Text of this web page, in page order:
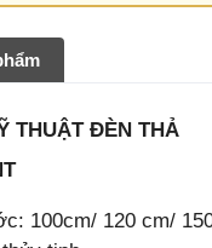
THUẬT ĐÈN THẢ
100cm/ 120 cm/